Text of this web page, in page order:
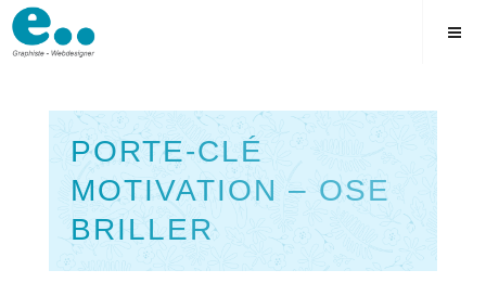
Skip
to
PORTE-CLÉ
MOTIVATION – OSE
BRILLER